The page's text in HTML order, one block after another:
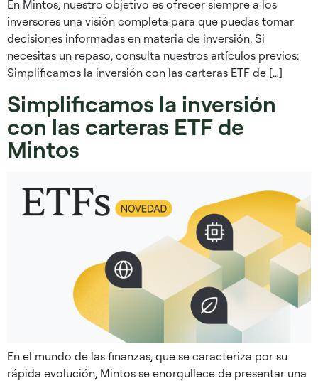
En Mintos, nuestro objetivo es ofrecer siempre a los
inversores una visión completa para que puedas tomar
decisiones informadas en materia de inversión. Si
necesitas un repaso, consulta nuestros artículos previos:
Simplificamos la inversión con las carteras ETF de […]
Simplificamos la inversión
con las carteras ETF de
Mintos
En el mundo de las finanzas, que se caracteriza por su
rápida evolución, Mintos se enorgullece de presentar una